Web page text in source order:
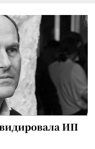
ИП